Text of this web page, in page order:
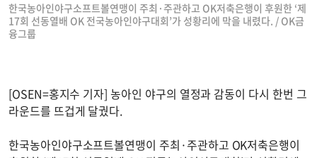
한국농아인야구소프트볼연맹이 주최·주관하고 OK저축은행이 후원한 ‘제
17회 선동열배 OK 전국농아인야구대회’가 성황리에 막을 내렸다. / OK금
융그룹
[OSEN=홍지수 기자] 농아인 야구의 열정과 감동이 다시 한번 그
라운드를 뜨겁게 달궜다.
한국농아인야구소프트볼연맹이 주최·주관하고 OK저축은행이